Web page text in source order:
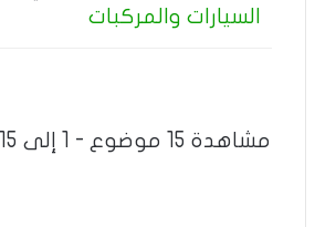
السيارات والمركبات
مشاهدة 15 موضوع - 1 إلى 15 (من مجموع 272,826)